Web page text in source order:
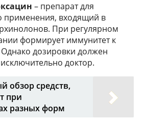
– препарат для
применения, входящий в
При регулярном
формирует иммунитет к
дозировки должен
доктор.
обзор средств,
при
разных форм